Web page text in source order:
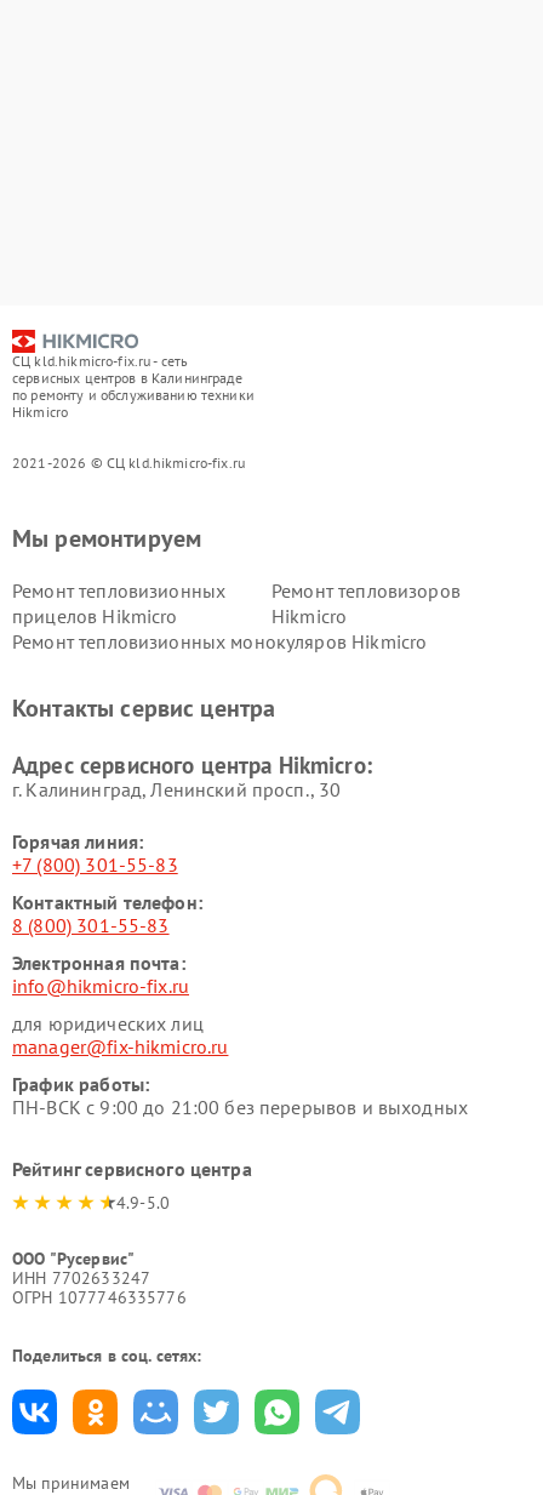
СЦ kld.hikmicro-fix.ru - сеть
сервисных центров в Калининграде
по ремонту и обслуживанию техники
Hikmicro
2021-2026 © СЦ kld.hikmicro-fix.ru
Мы принимаем
Мы ремонтируем
Ремонт тепловизионных
прицелов Hikmicro
Ремонт тепловизоров
Hikmicro
Ремонт тепловизионных монокуляров Hikmicro
Контакты сервис центра
Адрес сервисного центра Hikmicro:
г. Калининград, Ленинский просп., 30
Горячая линия:
+7 (800) 301-55-83
Контактный телефон:
8 (800) 301-55-83
Электронная почта:
info@hikmicro-fix.ru
для юридических лиц
manager@fix-hikmicro.ru
График работы:
ПН-ВСК с 9:00 до 21:00 без перерывов и выходных
Рейтинг сервисного центра
4.9-5.0
ООО "Русервис"
ИНН 7702633247
ОГРН 1077746335776
Поделиться в соц. сетях: